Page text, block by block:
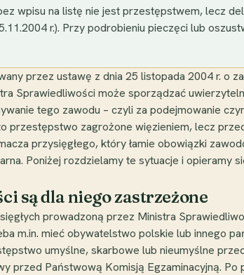
wpisu na listę nie jest przestępstwem, lecz
r.). Przy podrobieniu pieczęci lub
przez ustawę z dnia 25 listopada 2004 r. o
Sprawiedliwości może sporządzać
tego zawodu – czyli za podejmowanie
przestępstwo zagrożone więzieniem, lecz
przysięgłego, który łamie obowiązki
Poniżej rozdzielamy te sytuacje i opieramy
są dla niego zastrzeżone
prowadzoną przez Ministra
m.in. mieć obywatelstwo polskie lub innego
umyślne, skarbowe lub nieumyślne
Państwową Komisją Egzaminacyjną. Po